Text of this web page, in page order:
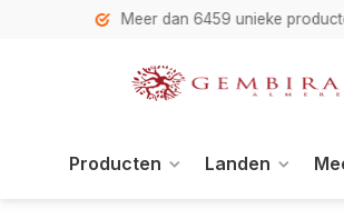
Meer dan 6459 unieke producten
Producten Landen